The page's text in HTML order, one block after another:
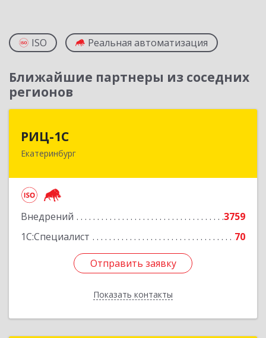
ISO Реальная автоматизация
Ближайшие партнеры из соседних
регионов
РИЦ-1С
Екатеринбург
Внедрений
3759
1С:Специалист
70
Отправить заявку
Показать контакты
620102, Свердловская обл, Екатеринбург г,
Отправить заявку
Назад